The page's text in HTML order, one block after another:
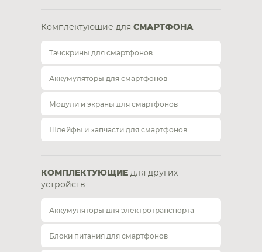
Комплектующие для СМАРТФОНА
Тачскрины для смартфонов
Аккумуляторы для смартфонов
Модули и экраны для смартфонов
Шлейфы и запчасти для смартфонов
КОМПЛЕКТУЮЩИЕ для других
устройств
Аккумуляторы для электротранспорта
Блоки питания для смартфонов